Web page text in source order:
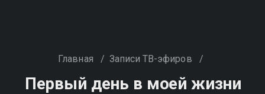
Главная / Записи ТВ-эфиров /
Первый день в моей жизни